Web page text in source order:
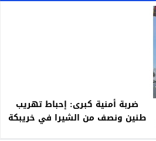
ضربة أمنية كبرى: إحباط تهريب
طنين ونصف من الشيرا في خريبكة